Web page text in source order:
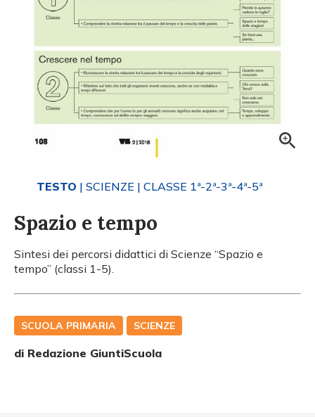
TESTO | SCIENZE | CLASSE 1ª-2ª-3ª-4ª-5ª
Spazio e tempo
Sintesi dei percorsi didattici di Scienze “Spazio e
tempo” (classi 1-5).
SCUOLA PRIMARIA SCIENZE
di Redazione GiuntiScuola